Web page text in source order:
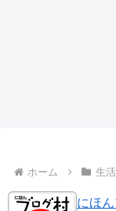
ホーム 生活
にほ